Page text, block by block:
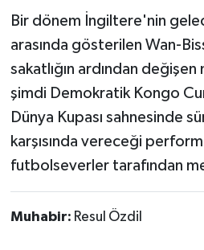
Bir dönem İngiltere'nin
arasında gösterilen Wan-
sakatlığın ardından değişen
şimdi Demokratik Kongo
Dünya Kupası sahnesinde
karşısında vereceği
futbolseverler tarafından
Muhabir: Resul Özdil